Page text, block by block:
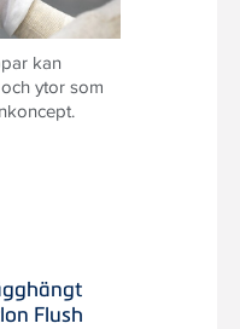
kan
ytor som
Flush